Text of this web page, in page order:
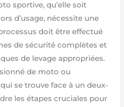
sportive, qu’elle soit
d’usage, nécessite une
doit être effectué
de sécurité complètes et
de levage appropriées.
de moto ou
se trouve face à un deux-
les étapes cruciales pour